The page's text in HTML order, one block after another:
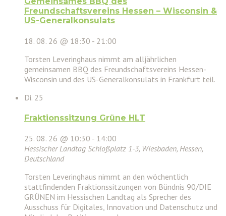
Freundschaftsvereins Hessen – Wisconsin &
US-Generalkonsulats
18. 08. 26 @ 18:30 - 21:00
Torsten Leveringhaus nimmt am alljährlichen
gemeinsamen BBQ des Freundschaftsvereins Hessen-
Wisconsin und des US-Generalkonsulats in Frankfurt teil.
Di. 25
Fraktionssitzung Grüne HLT
25. 08. 26 @ 10:30 - 14:00
Hessischer Landtag Schloßplatz 1-3, Wiesbaden, Hessen,
Deutschland
Torsten Leveringhaus nimmt an den wöchentlich
stattfindenden Fraktionssitzungen von Bündnis 90/DIE
GRÜNEN im Hessischen Landtag als Sprecher des
Ausschuss für Digitales, Innovation und Datenschutz und